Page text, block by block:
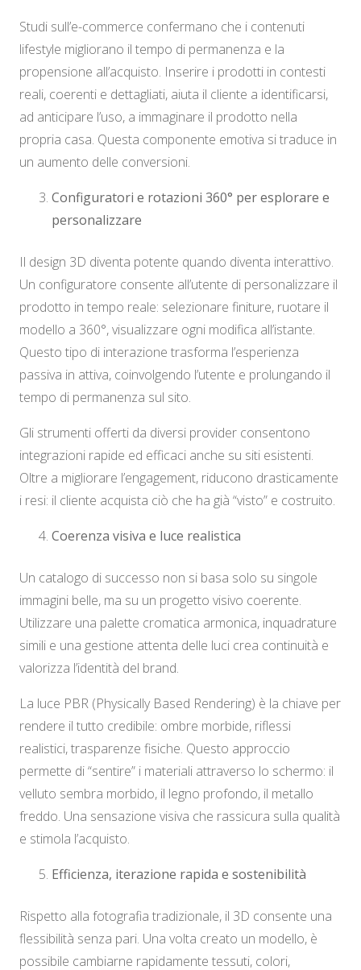
Studi sull’e-commerce confermano che i contenuti
lifestyle migliorano il tempo di permanenza e la
propensione all’acquisto. Inserire i prodotti in contesti
reali, coerenti e dettagliati, aiuta il cliente a identificarsi,
ad anticipare l’uso, a immaginare il prodotto nella
propria casa. Questa componente emotiva si traduce in
un aumento delle conversioni.
Configuratori e rotazioni 360° per esplorare e
personalizzare
Il design 3D diventa potente quando diventa interattivo.
Un configuratore consente all’utente di personalizzare il
prodotto in tempo reale: selezionare finiture, ruotare il
modello a 360°, visualizzare ogni modifica all’istante.
Questo tipo di interazione trasforma l’esperienza
passiva in attiva, coinvolgendo l’utente e prolungando il
tempo di permanenza sul sito.
Gli strumenti offerti da diversi provider consentono
integrazioni rapide ed efficaci anche su siti esistenti.
Oltre a migliorare l’engagement, riducono drasticamente
i resi: il cliente acquista ciò che ha già “visto” e costruito.
Coerenza visiva e luce realistica
Un catalogo di successo non si basa solo su singole
immagini belle, ma su un progetto visivo coerente.
Utilizzare una palette cromatica armonica, inquadrature
simili e una gestione attenta delle luci crea continuità e
valorizza l’identità del brand.
La luce PBR (Physically Based Rendering) è la chiave per
rendere il tutto credibile: ombre morbide, riflessi
realistici, trasparenze fisiche. Questo approccio
permette di “sentire” i materiali attraverso lo schermo: il
velluto sembra morbido, il legno profondo, il metallo
freddo. Una sensazione visiva che rassicura sulla qualità
e stimola l’acquisto.
Efficienza, iterazione rapida e sostenibilità
Rispetto alla fotografia tradizionale, il 3D consente una
flessibilità senza pari. Una volta creato un modello, è
possibile cambiarne rapidamente tessuti, colori,